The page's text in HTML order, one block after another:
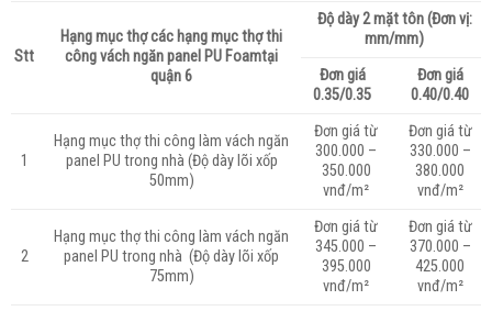
Stt
Hạng mục thợ các hạng mục thợ thi
công vách ngăn panel PU Foamtại
quận 6
Độ dày 2 mặt tôn (Đơn vị:
mm/mm)
Đơn giá
0.35/0.35
Đơn giá
0.40/0.40
1
Hạng mục thợ thi công làm vách ngăn
panel PU trong nhà (Độ dày lõi xốp
50mm)
Đơn giá từ
300.000 –
350.000
vnđ/m²
Đơn giá từ
330.000 –
380.000
vnđ/m²
2
Hạng mục thợ thi công làm vách ngăn
panel PU trong nhà (Độ dày lõi xốp
75mm)
Đơn giá từ
345.000 –
395.000
vnđ/m²
Đơn giá từ
370.000 –
425.000
vnđ/m²